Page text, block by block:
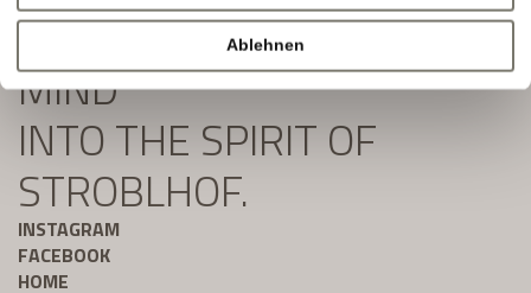
Ablehnen
SLIP YOUR BODY AND
MIND
INTO THE SPIRIT OF
STROBLHOF.
INSTAGRAM
FACEBOOK
HOME